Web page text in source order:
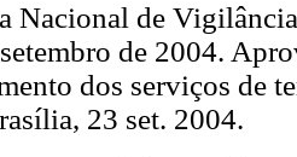
Nacional de
de 2004.
dos serviços de
23 set. 2004.